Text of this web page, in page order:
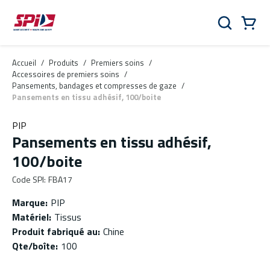
Aller au contenu principal
Skip to menu
Skip to footer
Rechercher
Accueil / Produits / Premiers soins /
Accessoires de premiers soins /
Pansements, bandages et compresses de gaze /
Pansements en tissu adhésif, 100/boite
PIP
Pansements en tissu adhésif,
100/boite
Code SPI: FBA17
Marque: PIP
Matériel: Tissus
Produit fabriqué au: Chine
Qte/boîte: 100